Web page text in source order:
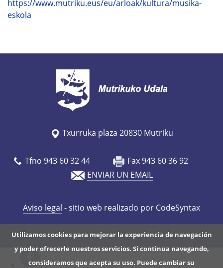
Utilizamos cookies para mejorar la experiencia de navegación
y poder ofrecerle nuestros servicios. Si continua navegando,
consideramos que acepta su uso. Puede cambiar su
https://www.mutriku.eus/eu/arloak/kultura/musika-
eskola
Txurruka plaza 20830 Mutriku
Tfno 943 60 32 44
Fax 943 60 36 92
ENVIAR UN EMAIL
Aviso legal - sitio web realizado por CodeSyntax